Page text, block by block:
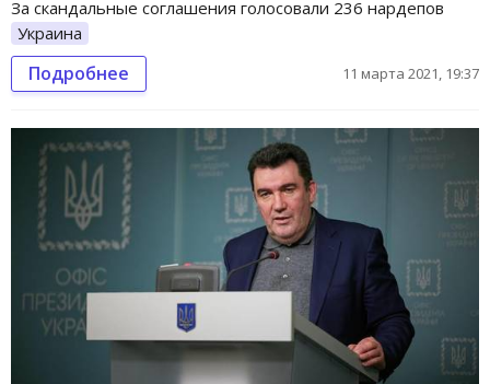
За скандальные соглашения голосовали 236 нардепов
Украина
Подробнее 11 марта 2021, 19:37